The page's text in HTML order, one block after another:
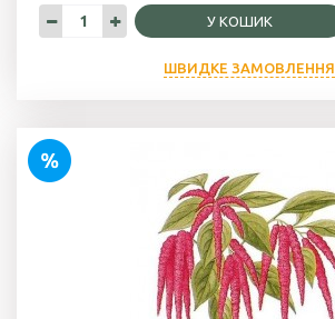
У КОШИК
ШВИДКЕ ЗАМОВЛЕННЯ